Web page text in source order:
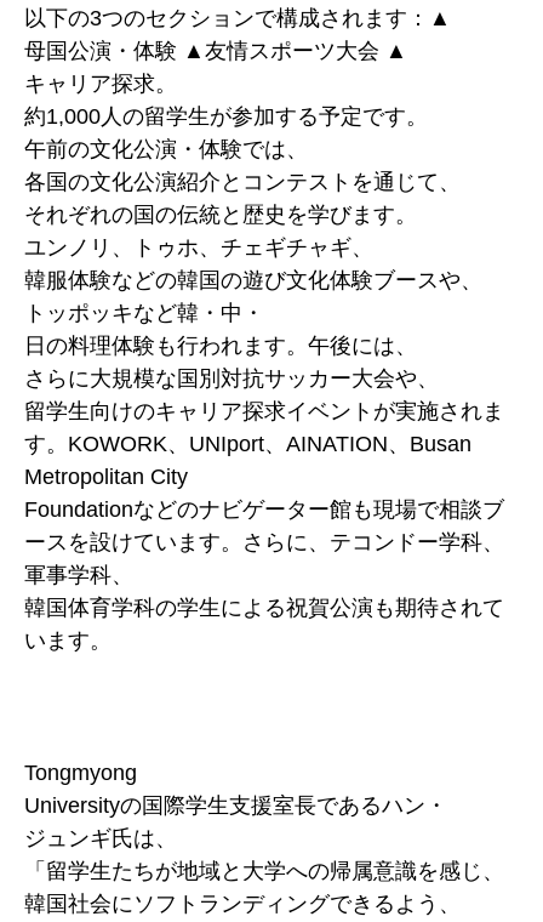
以下の3つのセクションで構成されます：▲
母国公演・体験 ▲友情スポーツ大会 ▲
キャリア探求。
約1,000人の留学生が参加する予定です。
午前の文化公演・体験では、
各国の文化公演紹介とコンテストを通じて、
それぞれの国の伝統と歴史を学びます。
ユンノリ、トゥホ、チェギチャギ、
韓服体験などの韓国の遊び文化体験ブースや、
トッポッキなど韓・中・
日の料理体験も行われます。午後には、
さらに大規模な国別対抗サッカー大会や、
留学生向けのキャリア探求イベントが実施されま
す。KOWORK、UNIport、AINATION、Busan
Metropolitan City
Foundationなどのナビゲーター館も現場で相談ブ
ースを設けています。さらに、テコンドー学科、
軍事学科、
韓国体育学科の学生による祝賀公演も期待されて
います。
Tongmyong
Universityの国際学生支援室長であるハン・
ジュンギ氏は、
「留学生たちが地域と大学への帰属意識を感じ、
韓国社会にソフトランディングできるよう、